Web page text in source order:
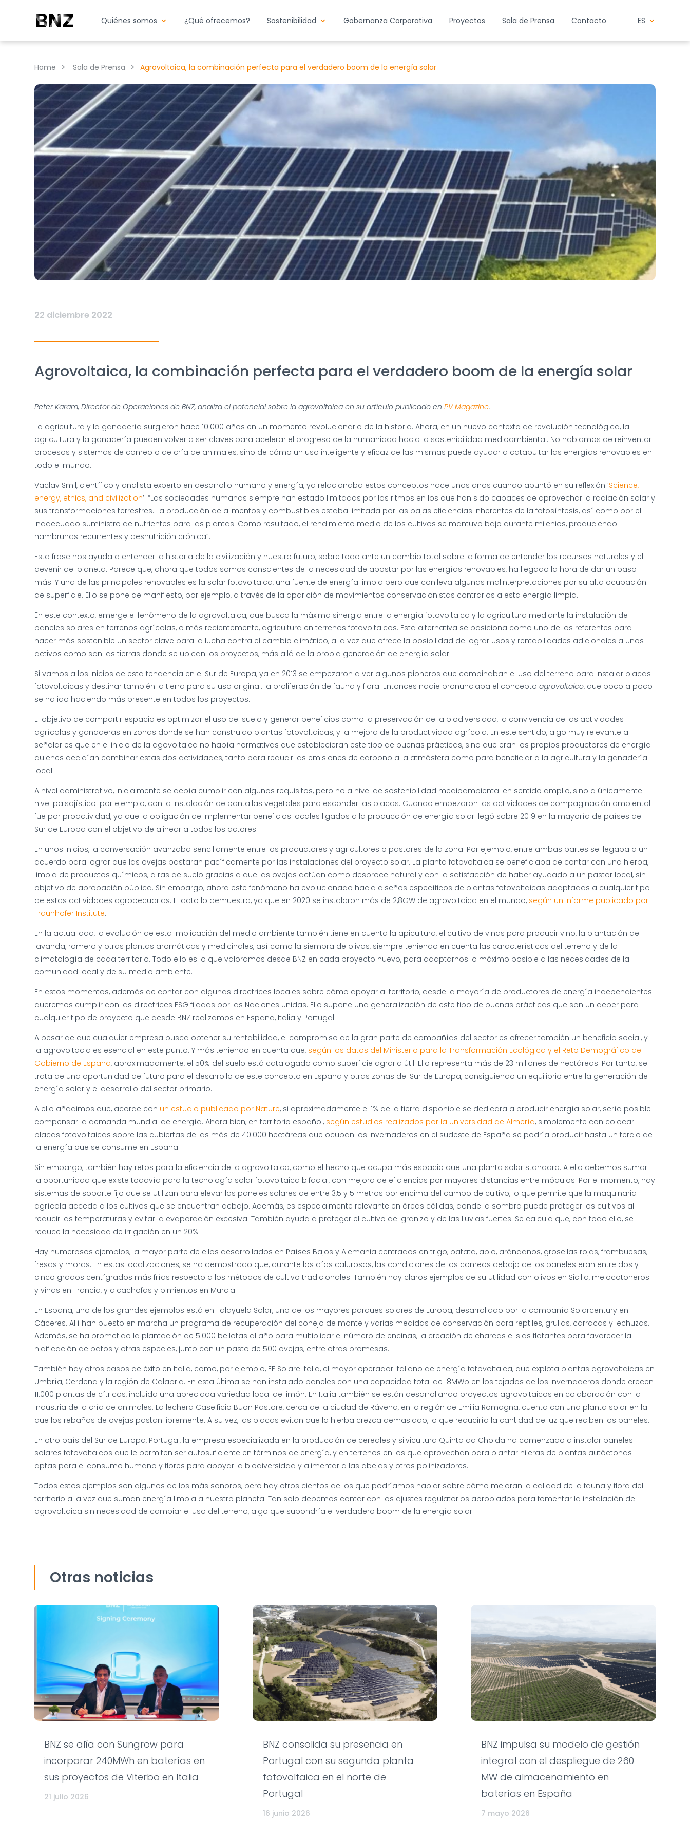
Quiénes somos ¿Qué ofrecemos? Sostenibilidad Gobernanza Corporativa Proyectos Sala de Prensa Contacto ES
Home > Sala de Prensa > Agrovoltaica, la combinación perfecta para el verdadero boom de la energía solar
22 diciembre 2022
Agrovoltaica, la combinación perfecta para el verdadero boom de la energía solar
Peter Karam, Director de Operaciones de BNZ, analiza el potencial sobre la agrovoltaica en su artículo publicado enPV Magazine.
La agricultura y la ganadería surgieron hace 10.000 años en un momento revolucionario de la historia. Ahora, en un nuevo contexto de revolución tecnológica, la
agricultura y la ganadería pueden volver a ser claves para acelerar el progreso de la humanidad hacia la sostenibilidad medioambiental. No hablamos de reinventar
procesos y sistemas de conreo o de cría de animales, sino de cómo un uso inteligente y eficaz de las mismas puede ayudar a catapultar las energías renovables en
todo el mundo.
Vaclav Smil, científico y analista experto en desarrollo humano y energía, ya relacionaba estos conceptos hace unos años cuando apuntó en su reflexión ‘Science,
energy, ethics, and civilization’: “Las sociedades humanas siempre han estado limitadas por los ritmos en los que han sido capaces de aprovechar la radiación solar y
sus transformaciones terrestres. La producción de alimentos y combustibles estaba limitada por las bajas eficiencias inherentes de la fotosíntesis, así como por el
inadecuado suministro de nutrientes para las plantas. Como resultado, el rendimiento medio de los cultivos se mantuvo bajo durante milenios, produciendo
hambrunas recurrentes y desnutrición crónica”.
Esta frase nos ayuda a entender la historia de la civilización y nuestro futuro, sobre todo ante un cambio total sobre la forma de entender los recursos naturales y el
devenir del planeta. Parece que, ahora que todos somos conscientes de la necesidad de apostar por las energías renovables, ha llegado la hora de dar un paso
más. Y una de las principales renovables es la solar fotovoltaica, una fuente de energía limpia pero que conlleva algunas malinterpretaciones por su alta ocupación
de superficie. Ello se pone de manifiesto, por ejemplo, a través de la aparición de movimientos conservacionistas contrarios a esta energía limpia.
En este contexto, emerge el fenómeno de la agrovoltaica, que busca la máxima sinergia entre la energía fotovoltaica y la agricultura mediante la instalación de
paneles solares en terrenos agrícolas, o más recientemente, agricultura en terrenos fotovoltaicos. Esta alternativa se posiciona como uno de los referentes para
hacer más sostenible un sector clave para la lucha contra el cambio climático, a la vez que ofrece la posibilidad de lograr usos y rentabilidades adicionales a unos
activos como son las tierras donde se ubican los proyectos, más allá de la propia generación de energía solar.
Si vamos a los inicios de esta tendencia en el Sur de Europa, ya en 2013 se empezaron a ver algunos pioneros que combinaban el uso del terreno para instalar placas
fotovoltaicas y destinar también la tierra para su uso original: la proliferación de fauna y flora. Entonces nadie pronunciaba el conceptoagrovoltaico, que poco a poco
se ha ido haciendo más presente en todos los proyectos.
El objetivo de compartir espacio es optimizar el uso del suelo y generar beneficios como la preservación de la biodiversidad, la convivencia de las actividades
agrícolas y ganaderas en zonas donde se han construido plantas fotovoltaicas, y la mejora de la productividad agrícola. En este sentido, algo muy relevante a
señalar es que en el inicio de la agovoltaica no había normativas que establecieran este tipo de buenas prácticas, sino que eran los propios productores de energía
quienes decidían combinar estas dos actividades, tanto para reducir las emisiones de carbono a la atmósfera como para beneficiar a la agricultura y la ganadería
local.
A nivel administrativo, inicialmente se debía cumplir con algunos requisitos, pero no a nivel de sostenibilidad medioambiental en sentido amplio, sino a únicamente
nivel paisajístico: por ejemplo, con la instalación de pantallas vegetales para esconder las placas. Cuando empezaron las actividades de compaginación ambiental
fue por proactividad, ya que la obligación de implementar beneficios locales ligados a la producción de energía solar llegó sobre 2019 en la mayoría de países del
Sur de Europa con el objetivo de alinear a todos los actores.
En unos inicios, la conversación avanzaba sencillamente entre los productores y agricultores o pastores de la zona. Por ejemplo, entre ambas partes se llegaba a un
acuerdo para lograr que las ovejas pastaran pacíficamente por las instalaciones del proyecto solar. La planta fotovoltaica se beneficiaba de contar con una hierba,
limpia de productos químicos, a ras de suelo gracias a que las ovejas actúan como desbroce natural y con la satisfacción de haber ayudado a un pastor local, sin
objetivo de aprobación pública. Sin embargo, ahora este fenómeno ha evolucionado hacia diseños específicos de plantas fotovoltaicas adaptadas a cualquier tipo
de estas actividades agropecuarias. El dato lo demuestra, ya que en 2020 se instalaron más de 2,8GW de agrovoltaica en el mundo, según un informe publicado por
Fraunhofer Institute.
En la actualidad, la evolución de esta implicación del medio ambiente también tiene en cuenta la apicultura, el cultivo de viñas para producir vino, la plantación de
lavanda, romero y otras plantas aromáticas y medicinales, así como la siembra de olivos, siempre teniendo en cuenta las características del terreno y de la
climatología de cada territorio. Todo ello es lo que valoramos desde BNZ en cada proyecto nuevo, para adaptarnos lo máximo posible a las necesidades de la
comunidad local y de su medio ambiente.
En estos momentos, además de contar con algunas directrices locales sobre cómo apoyar al territorio, desde la mayoría de productores de energía independientes
queremos cumplir con las directrices ESG fijadas por las Naciones Unidas. Ello supone una generalización de este tipo de buenas prácticas que son un deber para
cualquier tipo de proyecto que desde BNZ realizamos en España, Italia y Portugal.
A pesar de que cualquier empresa busca obtener su rentabilidad, el compromiso de la gran parte de compañías del sector es ofrecer también un beneficio social, y
la agrovoltacia es esencial en este punto. Y más teniendo en cuenta que, según los datos del Ministerio para la Transformación Ecológica y el Reto Demográfico del
Gobierno de España, aproximadamente, el 50% del suelo está catalogado como superficie agraria útil. Ello representa más de 23 millones de hectáreas. Por tanto, se
trata de una oportunidad de futuro para el desarrollo de este concepto en España y otras zonas del Sur de Europa, consiguiendo un equilibrio entre la generación de
energía solar y el desarrollo del sector primario.
A ello añadimos que, acorde con un estudio publicado por Nature, si aproximadamente el 1% de la tierra disponible se dedicara a producir energía solar, sería posible
compensar la demanda mundial de energía. Ahora bien, en territorio español, según estudios realizados por la Universidad de Almería, simplemente con colocar
placas fotovoltaicas sobre las cubiertas de las más de 40.000 hectáreas que ocupan los invernaderos en el sudeste de España se podría producir hasta un tercio de
la energía que se consume en España.
Sin embargo, también hay retos para la eficiencia de la agrovoltaica, como el hecho que ocupa más espacio que una planta solar standard. A ello debemos sumar
la oportunidad que existe todavía para la tecnología solar fotovoltaica bifacial, con mejora de eficiencias por mayores distancias entre módulos. Por el momento, hay
sistemas de soporte fijo que se utilizan para elevar los paneles solares de entre 3,5 y 5 metros por encima del campo de cultivo, lo que permite que la maquinaria
agrícola acceda a los cultivos que se encuentran debajo. Además, es especialmente relevante en áreas cálidas, donde la sombra puede proteger los cultivos al
reducir las temperaturas y evitar la evaporación excesiva. También ayuda a proteger el cultivo del granizo y de las lluvias fuertes. Se calcula que, con todo ello, se
reduce la necesidad de irrigación en un 20%.
Hay numerosos ejemplos, la mayor parte de ellos desarrollados en Países Bajos y Alemania centrados en trigo, patata, apio, arándanos, grosellas rojas, frambuesas,
fresas y moras. En estas localizaciones, se ha demostrado que, durante los días calurosos, las condiciones de los conreos debajo de los paneles eran entre dos y
cinco grados centígrados más frías respecto a los métodos de cultivo tradicionales. También hay claros ejemplos de su utilidad con olivos en Sicilia, melocotoneros
y viñas en Francia, y alcachofas y pimientos en Murcia.
En España, uno de los grandes ejemplos está en Talayuela Solar, uno de los mayores parques solares de Europa, desarrollado por la compañía Solarcentury en
Cáceres. Allí han puesto en marcha un programa de recuperación del conejo de monte y varias medidas de conservación para reptiles, grullas, carracas y lechuzas.
Además, se ha prometido la plantación de 5.000 bellotas al año para multiplicar el número de encinas, la creación de charcas e islas flotantes para favorecer la
nidificación de patos y otras especies, junto con un pasto de 500 ovejas, entre otras promesas.
También hay otros casos de éxito en Italia, como, por ejemplo, EF Solare Italia, el mayor operador italiano de energía fotovoltaica, que explota plantas agrovoltaicas en
Umbría, Cerdeña y la región de Calabria. En esta última se han instalado paneles con una capacidad total de 18MWp en los tejados de los invernaderos donde crecen
11.000 plantas de cítricos, incluida una apreciada variedad local de limón. En Italia también se están desarrollando proyectos agrovoltaicos en colaboración con la
industria de la cría de animales. La lechera Caseificio Buon Pastore, cerca de la ciudad de Rávena, en la región de Emilia Romagna, cuenta con una planta solar en la
que los rebaños de ovejas pastan libremente. A su vez, las placas evitan que la hierba crezca demasiado, lo que reduciría la cantidad de luz que reciben los paneles.
En otro país del Sur de Europa, Portugal, la empresa especializada en la producción de cereales y silvicultura Quinta da Cholda ha comenzado a instalar paneles
solares fotovoltaicos que le permiten ser autosuficiente en términos de energía, y en terrenos en los que aprovechan para plantar hileras de plantas autóctonas
aptas para el consumo humano y flores para apoyar la biodiversidad y alimentar a las abejas y otros polinizadores.
Todos estos ejemplos son algunos de los más sonoros, pero hay otros cientos de los que podríamos hablar sobre cómo mejoran la calidad de la fauna y flora del
territorio a la vez que suman energía limpia a nuestro planeta. Tan solo debemos contar con los ajustes regulatorios apropiados para fomentar la instalación de
agrovoltaica sin necesidad de cambiar el uso del terreno, algo que supondría el verdadero boom de la energía solar.
Otras noticias
BNZ se alía con Sungrow para
incorporar 240MWh en baterías en
sus proyectos de Viterbo en Italia
21 julio 2026
BNZ consolida su presencia en
Portugal con su segunda planta
fotovoltaica en el norte de
Portugal
16 junio 2026
BNZ impulsa su modelo de gestión
integral con el despliegue de 260
MW de almacenamiento en
baterías en España
7 mayo 2026